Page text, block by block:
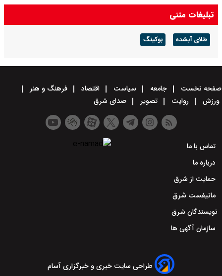
تبلیغات متنی
طلای آبشده بوکینگ
صفحه نخست جامعه سیاست اقتصاد
فرهنگ و هنر
ورزش
روایت تصویر صدای شرق
تماس با ما
درباره ما
حمایت از شرق
مانیفست شرق
نویسندگان شرق
سازمان آگهی ها
طراحی سایت خبری و خبرگزاری آسام